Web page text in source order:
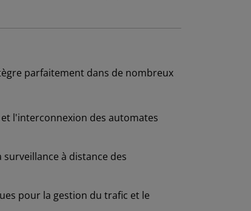
parfaitement dans de nombreux
l'interconnexion des automates
surveillance à distance des
pour la gestion du trafic et le